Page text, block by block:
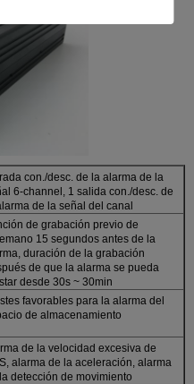
con./desc. de la alarma de la
6-channel, 1 salida con./desc. de
de la señal del canal
de grabación previo de
15 segundos antes de la
duración de la grabación
de que la alarma se pueda
desde 30s ~ 30min
favorables para la alarma del
de almacenamiento
de la velocidad excesiva de
alarma de la aceleración, alarma
detección de movimiento